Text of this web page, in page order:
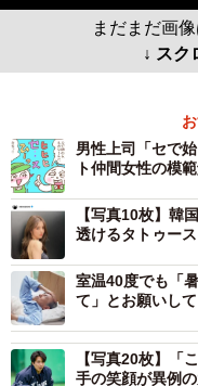
まだまだ画
↓ スク
男性上司「セで
ト仲間女性の模
【写真10枚】韓
透けるタトゥー
室温40度でも「
て」とお願いし
【写真20枚】「
手の笑顔が異例